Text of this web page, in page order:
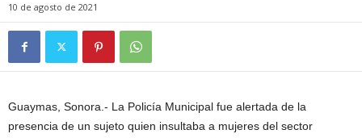
10 de agosto de 2021
Guaymas, Sonora.- La Policía Municipal fue alertada de la
presencia de un sujeto quien insultaba a mujeres del sector